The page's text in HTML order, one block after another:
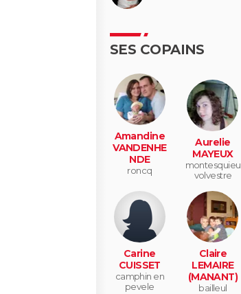
SES COPAINS
Amandine
VANDENHE
NDE
roncq
Aurelie
MAYEUX
montesquieu
volvestre
Carine
CUISSET
camphin en
pevele
Claire
LEMAIRE
(MANANT)
bailleul